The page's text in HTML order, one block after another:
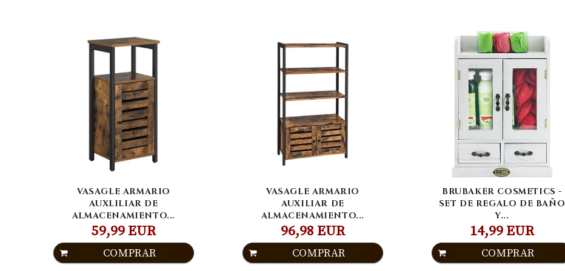
VASAGLE ARMARIO
AUXLILIAR DE
ALMACENAMIENTO...
59,99 EUR
COMPRAR
VASAGLE ARMARIO
AUXILIAR DE
ALMACENAMIENTO...
96,98 EUR
COMPRAR
BRUBAKER COSMETICS -
SET DE REGALO DE BAÑO
Y...
14,99 EUR
COMPRAR